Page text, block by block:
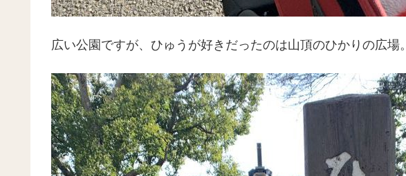
広い公園ですが、ひゅうが好きだったのは山頂のひかりの広場。